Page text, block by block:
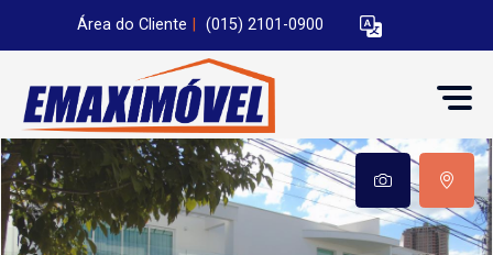
Área do Cliente (015) 2101-0900